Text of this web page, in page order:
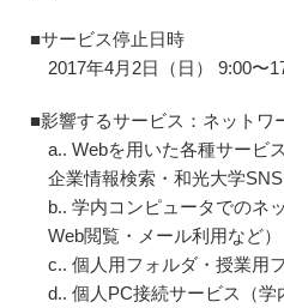
■サービス停止日時
2017年4月2日（日） 9:00〜
■影響するサービス：ネットワ
a.. Webを用いた各種サービ
企業情報検索・和光大学
b.. 学内コンピュータでのネ
Web閲覧・メール利用など）
c.. 個人用フォルダ・授業用
d.. 個人PC接続サービス（学